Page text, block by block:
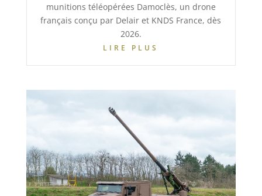
munitions téléopérées Damoclès, un drone
français conçu par Delair et KNDS France, dès
2026.
LIRE PLUS